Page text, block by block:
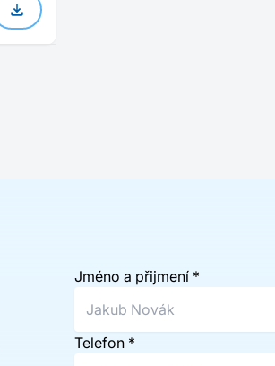
Jméno a přijmení *
Telefon *